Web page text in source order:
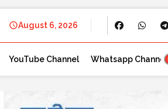
August 6, 2026
YouTube Channel Whatsapp Channel